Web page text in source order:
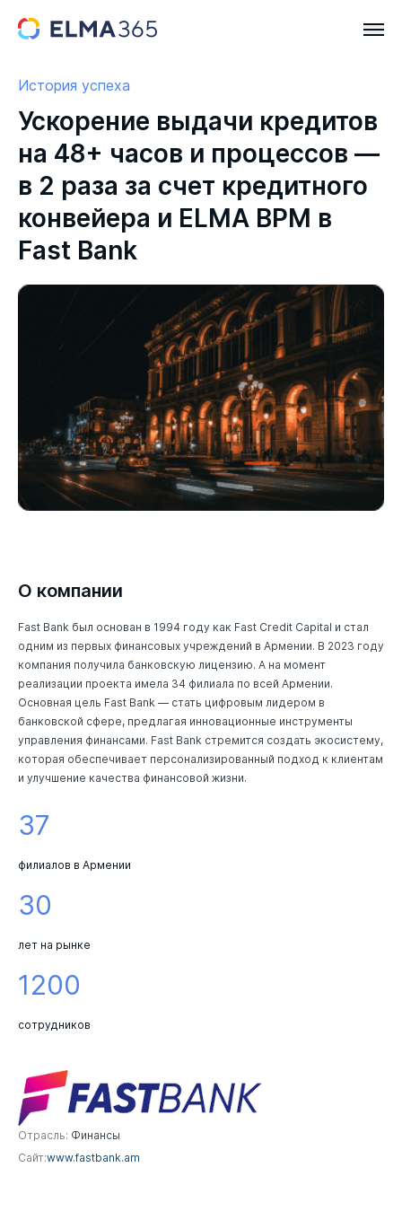
История успеха
Ускорение выдачи кредитов
на 48+ часов и процессов —
в 2 раза за счет кредитного
конвейера и ELMA BPM в
Fast Bank
О компании
Fast Bank был основан в 1994 году как Fast Credit Capital и стал
одним из первых финансовых учреждений в Армении. В 2023 году
компания получила банковскую лицензию. А на момент
реализации проекта имела 34 филиала по всей Армении.
Основная цель Fast Bank — стать цифровым лидером в
банковской сфере, предлагая инновационные инструменты
управления финансами. Fast Bank стремится создать экосистему,
которая обеспечивает персонализированный подход к клиентам
и улучшение качества финансовой жизни.
37
филиалов в Армении
30
лет на рынке
1200
сотрудников
Отрасль: Финансы
Сайт:www.fastbank.am